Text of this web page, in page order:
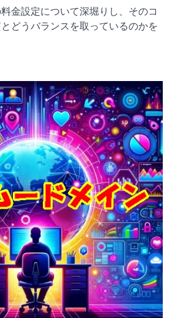
金設定について深堀りし、そのコ
どうバランスを取っているのかを